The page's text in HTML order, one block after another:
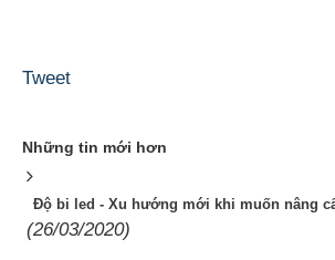
Tweet
Những tin mới hơn
Độ bi led - Xu hướng mới khi muốn nâng
(26/03/2020)